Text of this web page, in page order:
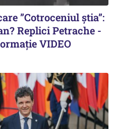
”Cotroceniul știa”:
Replici Petrache -
VIDEO